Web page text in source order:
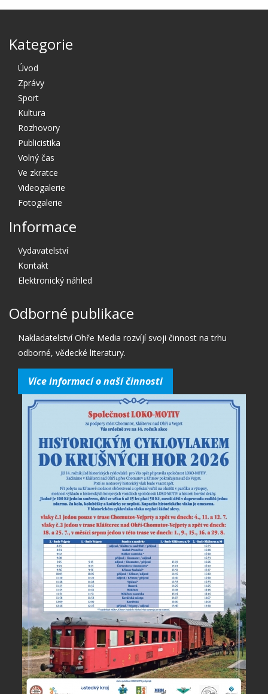
Kategorie
Úvod
Zprávy
Sport
Kultura
Rozhovory
Publicistika
Volný čas
Ve zkratce
Videogalerie
Fotogalerie
Informace
Vydavatelství
Kontakt
Elektronický náhled
Odborné publikace
Nakladatelství Ohře Media rozvíjí svoji činnost na trhu
odborné, vědecké literatury.
Více informací o naší činnosti